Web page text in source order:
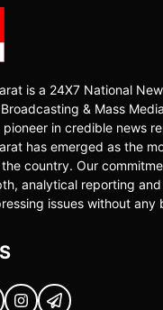
is a 24X7 National
& Mass
pioneer in credible news
has emerged as the
country. Our
analytical reporting
issues without any